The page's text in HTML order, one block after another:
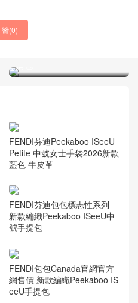
贊(0)
FENDI女包Britain官網旗艦
FENDI芬迪Peekaboo ISeeU
Petite 中號女士手袋2026新款
藍色 牛皮革
FENDI芬迪包包標志性系列
新款編織Peekaboo ISeeU中
號手提包
FENDI包包Canada官網官方
網售價 新款編織Peekaboo IS
eeU手提包